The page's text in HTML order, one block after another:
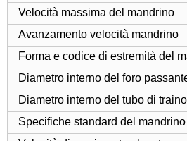
Velocità massima del mandrino
Avanzamento velocità mandrino
Forma e codice di estremità del
Diametro interno del foro
Diametro interno del tubo di
Specifiche standard del mandrino